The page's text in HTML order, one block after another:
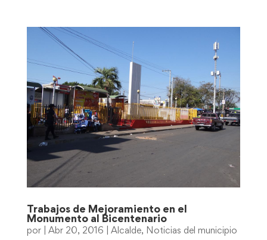
Trabajos de Mejoramiento en el
Monumento al Bicentenario
por Abr 20, 2016 Alcalde, Noticias del municipio